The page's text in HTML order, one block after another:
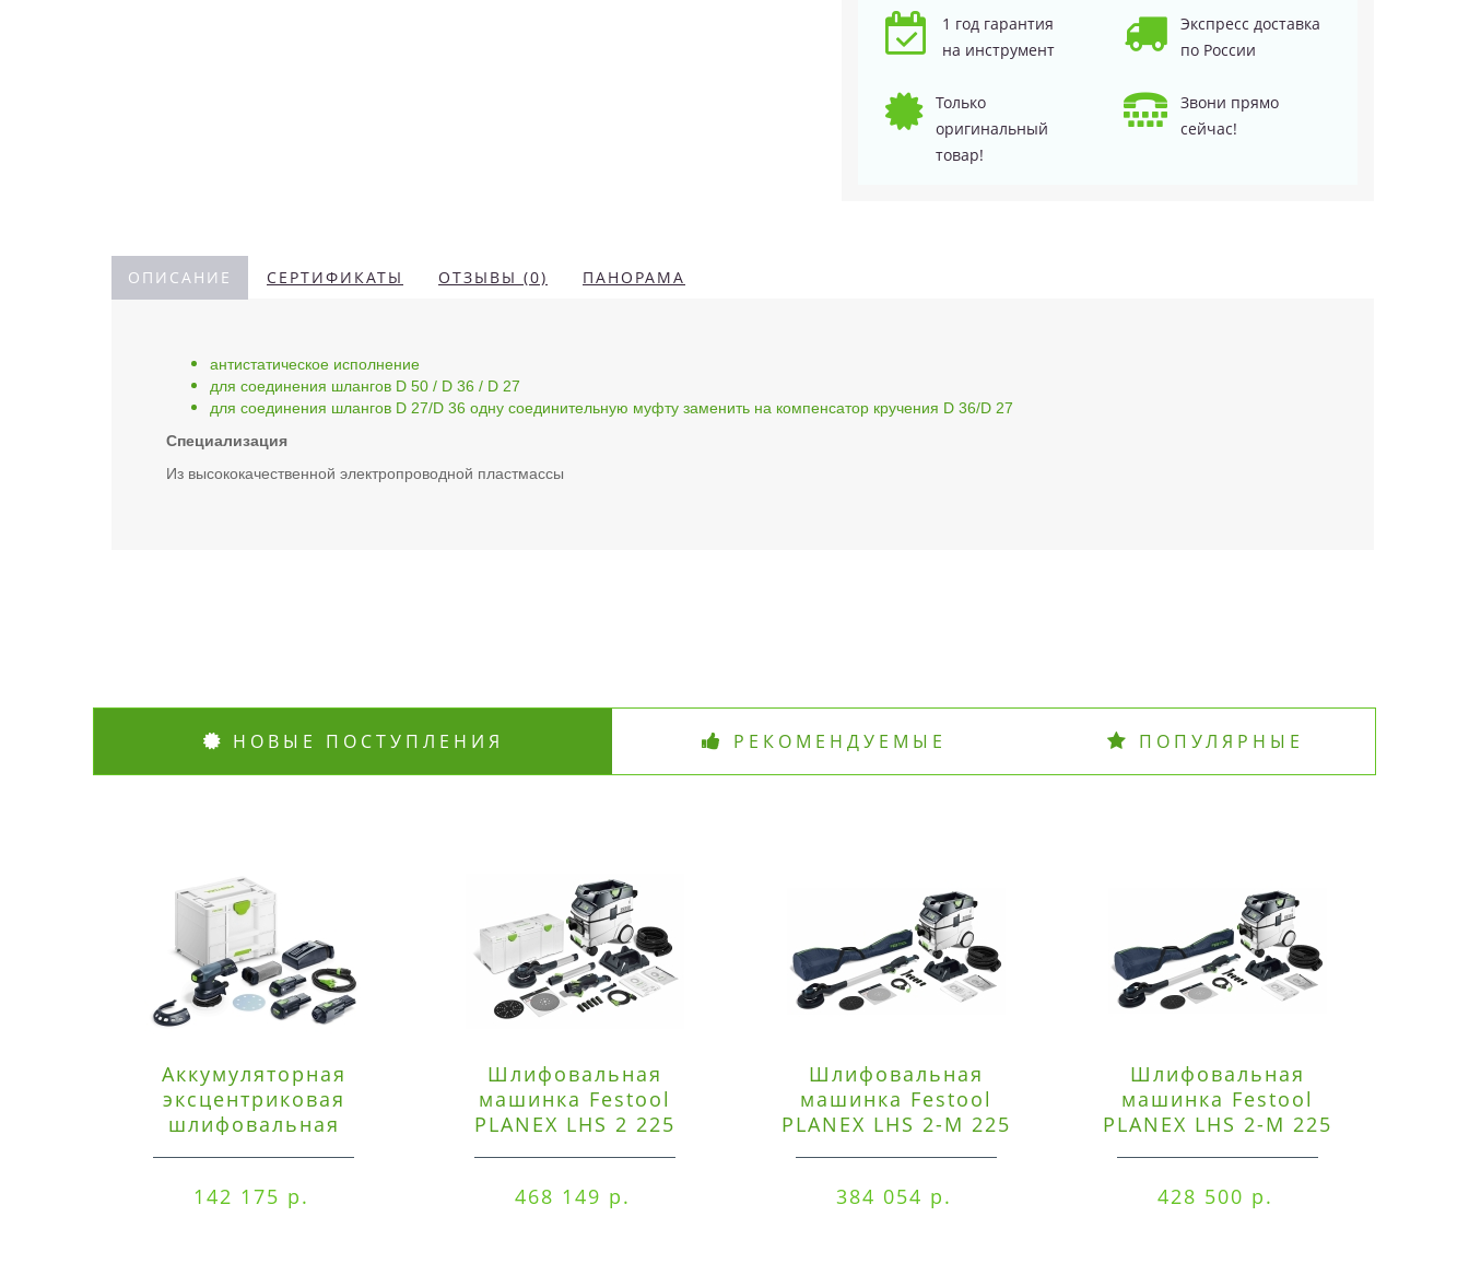
1 год гарантия
на инструмент
Экспресс доставка
по России
Только
оригинальный
товар!
Звони прямо
сейчас!
ОПИСАНИЕ СЕРТИФИКАТЫ ОТЗЫВЫ (0) ПАНОРАМА
антистатическое исполнение
для соединения шлангов D 50 / D 36 / D 27
для соединения шлангов D 27/D 36 одну соединительную муфту заменить на компенсатор кручения D 36/D 27
Специализация
Из высококачественной электропроводной пластмассы
НОВЫЕ ПОСТУПЛЕНИЯ РЕКОМЕНДУЕМЫЕ ПОПУЛЯРНЫЕ
Аккумуляторная
эксцентриковая
шлифовальная
142 175 р.
Шлифовальная
машинка Festool
PLANEX LHS 2 225
468 149 р.
Шлифовальная
машинка Festool
PLANEX LHS 2-M 225
384 054 р.
Шлифовальная
машинка Festool
PLANEX LHS 2-M 225
428 500 р.